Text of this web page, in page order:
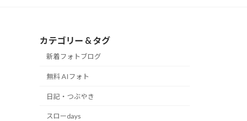
カテゴリー & タグ
新着フォトブログ
無料 AIフォト
日記・つぶやき
スローdays